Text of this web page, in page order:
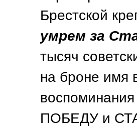
Брестской
умрем за
тысяч
на броне имя
ПОБЕДУ и